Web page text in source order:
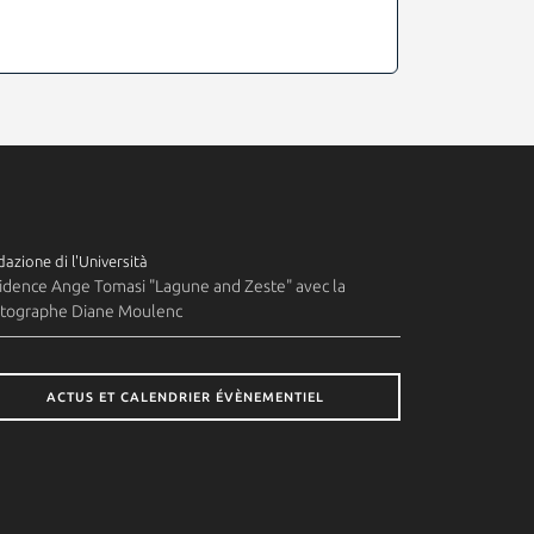
di l'Università
Ange Tomasi "Lagune and Zeste" avec la
Diane Moulenc
ACTUS ET CALENDRIER ÉVÈNEMENTIEL